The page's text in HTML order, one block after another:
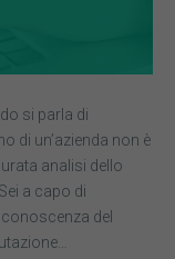
si parla di
di un’azienda non è
analisi dello
a capo di
del